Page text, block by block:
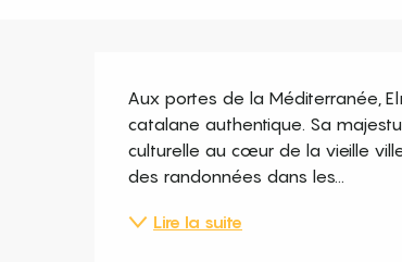
Description
Aux portes de la Méditerranée,
catalane authentique. Sa
culturelle au cœur de la vieille
des randonnées dans les...
Lire la suite